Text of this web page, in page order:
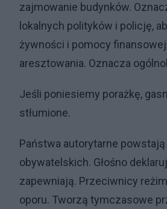
zajmowanie budynków.
lokalnych polityków i policję,
żywności i pomocy
aresztowania. Oznacza
Jeśli poniesiemy porażkę,
stłumione.
Państwa autorytarne
obywatelskich. Głośno
zapewniają. Przeciwnicy
oporu. Tworzą tymczasowe